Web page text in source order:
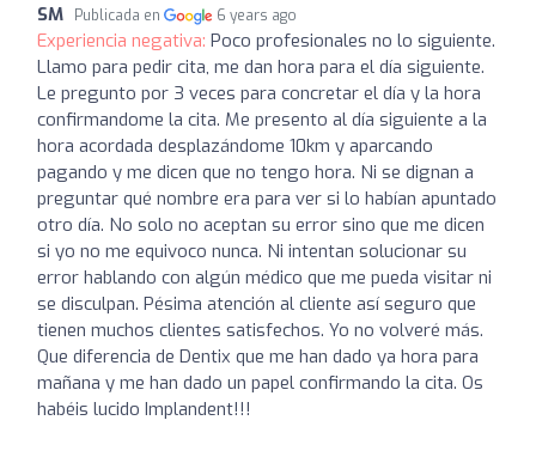
SM Publicada en 6 years ago
Experiencia negativa: Poco profesionales no lo siguiente.
Llamo para pedir cita, me dan hora para el día siguiente.
Le pregunto por 3 veces para concretar el día y la hora
confirmandome la cita. Me presento al día siguiente a la
hora acordada desplazándome 10km y aparcando
pagando y me dicen que no tengo hora. Ni se dignan a
preguntar qué nombre era para ver si lo habían apuntado
otro día. No solo no aceptan su error sino que me dicen
si yo no me equivoco nunca. Ni intentan solucionar su
error hablando con algún médico que me pueda visitar ni
se disculpan. Pésima atención al cliente así seguro que
tienen muchos clientes satisfechos. Yo no volveré más.
Que diferencia de Dentix que me han dado ya hora para
mañana y me han dado un papel confirmando la cita. Os
habéis lucido Implandent!!!